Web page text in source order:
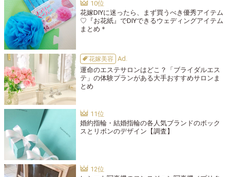
花嫁DIYに迷ったら、まず買うべき優秀アイテム
♡『お花紙』でDIYできるウェディングアイテム
まとめ＊
花嫁美容
運命のエステサロンはどこ？「ブライダルエス
テ」の体験プランがある大手おすすめサロンま
とめ
婚約指輪・結婚指輪の各人気ブランドのボック
スとリボンのデザイン【調査】